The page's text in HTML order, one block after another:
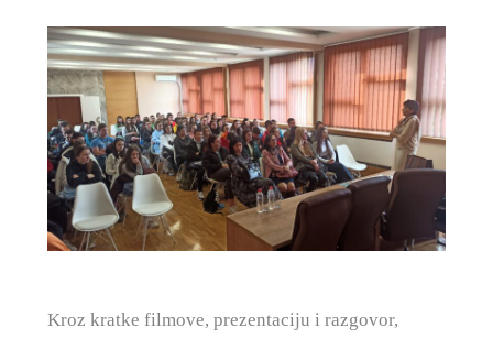
Kroz kratke filmove, prezentaciju i razgovor,